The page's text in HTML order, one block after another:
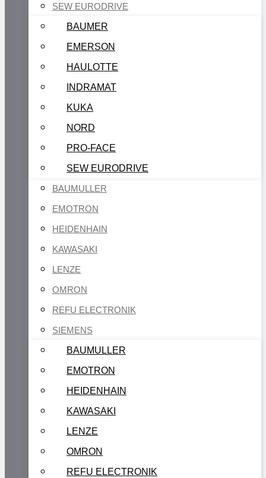
SEW EURODRIVE
BAUMER
EMERSON
HAULOTTE
INDRAMAT
KUKA
NORD
PRO-FACE
SEW EURODRIVE
BAUMULLER
EMOTRON
HEIDENHAIN
KAWASAKI
LENZE
OMRON
REFU ELECTRONIK
SIEMENS
BAUMULLER
EMOTRON
HEIDENHAIN
KAWASAKI
LENZE
OMRON
REFU ELECTRONIK